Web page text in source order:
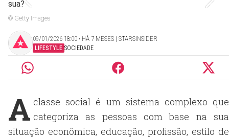
© Getty Images
09/01/2026 18:00 ‧ HÁ 7 MESES | STARSINSIDER
LIFESTYLE SOCIEDADE
A classe social é um sistema complexo que
categoriza as pessoas com base na sua
situação econômica, educação, profissão, estilo de